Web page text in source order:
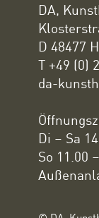
DA,
D 48477
T +49 (0)
da-
Di – Sa
So 11.00